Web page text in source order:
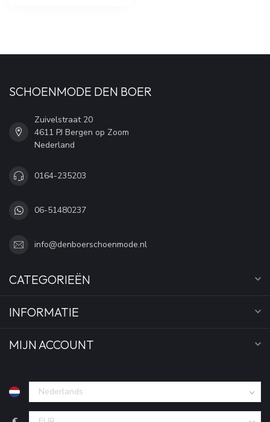
SCHOENMODE DEN BOER
Zuivelstraat 20
4611 PJ Bergen op Zoom
Nederland
0164-235203
06-51480237
info@denboerschoenmode.nl
CATEGORIEËN
INFORMATIE
MIJN ACCOUNT